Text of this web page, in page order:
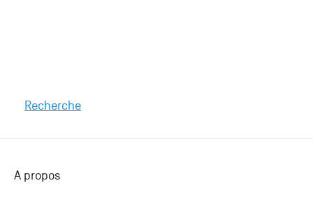
Recherche
A propos